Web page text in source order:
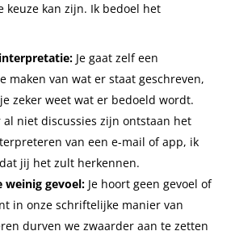
keuze kan zijn. Ik bedoel het
Je gaat zelf een
maken van wat er staat geschreven,
zeker weet wat er bedoeld wordt.
al niet discussies zijn ontstaan het
van een e-mail of app, ik
jij het zult herkennen.
weinig gevoel:Je hoort geen gevoel of
in onze schriftelijke manier van
durven we zwaarder aan te zetten